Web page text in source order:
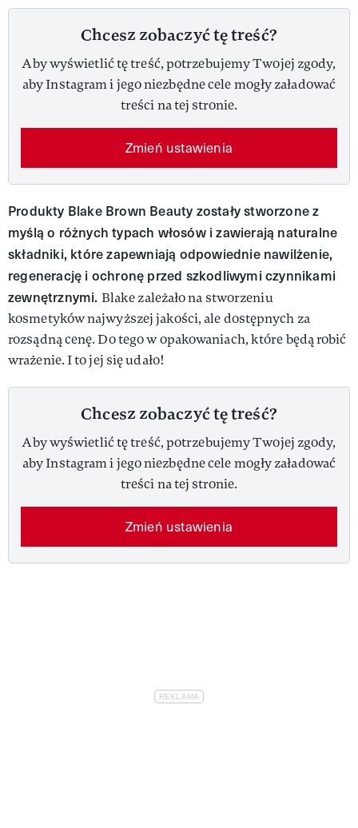
Chcesz zobaczyć tę treść?
Aby wyświetlić tę treść, potrzebujemy Twojej zgody,
aby Instagram i jego niezbędne cele mogły załadować
treści na tej stronie.
Zmień ustawienia
Produkty Blake Brown Beauty zostały stworzone z
myślą o różnych typach włosów i zawierają naturalne
składniki, które zapewniają odpowiednie nawilżenie,
regenerację i ochronę przed szkodliwymi czynnikami
zewnętrznymi. Blake zależało na stworzeniu
kosmetyków najwyższej jakości, ale dostępnych za
rozsądną cenę. Do tego w opakowaniach, które będą robić
wrażenie. I to jej się udało!
Chcesz zobaczyć tę treść?
Aby wyświetlić tę treść, potrzebujemy Twojej zgody,
aby Instagram i jego niezbędne cele mogły załadować
treści na tej stronie.
Zmień ustawienia